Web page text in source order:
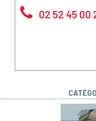
02 52 45 00